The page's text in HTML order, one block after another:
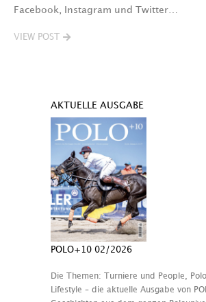
Facebook, Instagram und Twitter…
VIEW POST
AKTUELLE AUSGABE
POLO+10 02/2026
Die Themen: Turniere und People,
Lifestyle – die aktuelle Ausgabe von